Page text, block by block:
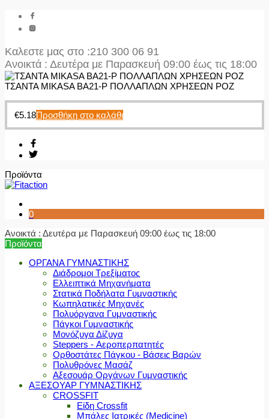
Καλεστε μας στο :210 300 06 91
Ανοικτά : Δευτέρα με Παρασκευή 09:00 έως τις 18:00
ΤΣΑΝΤΑ MIKASA BA21-P ΠΟΛΛΑΠΛΩΝ ΧΡΗΣΕΩΝ ΡΟΖ
€5.18Προσθήκη στο καλάθι
Προϊόντα
0
Ανοικτά : Δευτέρα με Παρασκευή 09:00 έως τις 18:00
Προϊόντα
ΟΡΓΑΝΑ ΓΥΜΝΑΣΤΙΚΗΣ
Διάδρομοι Τρεξίματος
Ελλειπτικά Μηχανήματα
Στατικά Ποδήλατα Γυμναστικής
Κωπηλατικές Μηχανές
Πολυόργανα Γυμναστικής
Πάγκοι Γυμναστικής
Μονόζυγα Δίζυγα
Steppers - Αεροπερπατητές
Ορθοστάτες Πάγκου - Βάσεις Βαρών
Πολυθρόνες Μασάζ
Αξεσουάρ Οργάνων Γυμναστικής
ΑΞΕΣΟΥΑΡ ΓΥΜΝΑΣΤΙΚΗΣ
CROSSFIT
Είδη Crossfit
Μπάλες Ιατρικές (Medicine)